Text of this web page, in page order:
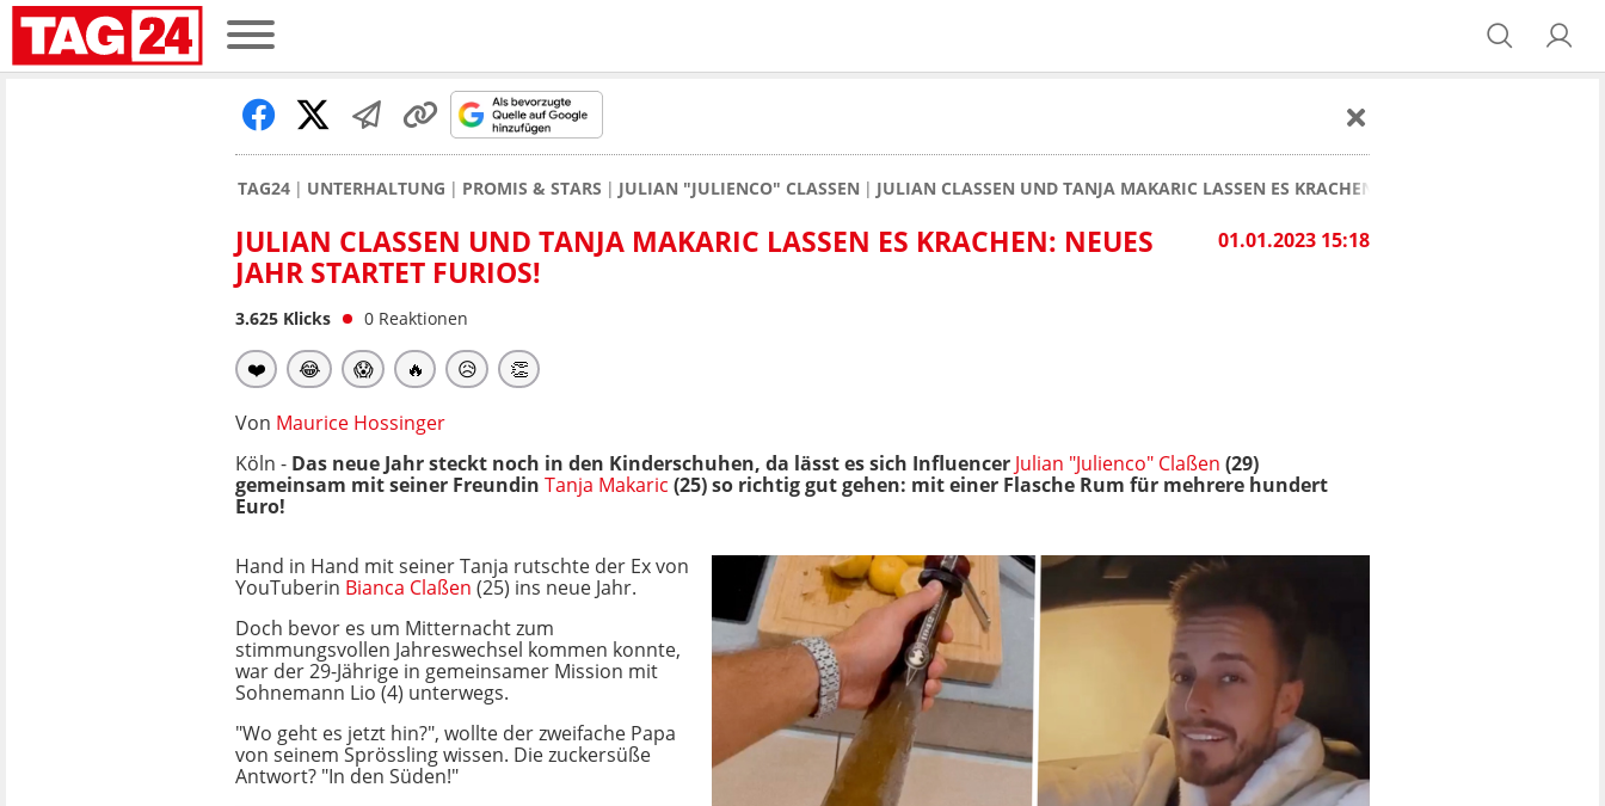
TAG24 UNTERHALTUNG PROMIS & STARS JULIAN "JULIENCO" CLASSEN JULIAN CLASSEN UND TANJA MAKARIC LASSEN ES KRACHEN: NEUES JAHR STARTET
01.01.2023 15:18
JULIAN CLASSEN UND TANJA MAKARIC LASSEN ES KRACHEN: NEUES J
AHR STARTET FURIOS!
3.625 Klicks 0 Reaktionen
❤️ 😂 😱 🔥 😥 👏
Von Maurice Hossinger
Köln - Das neue Jahr steckt noch in den Kinderschuhen, da lässt es sich Influencer Julian "Julienco" Claßen (29)
gemeinsam mit seiner Freundin Tanja Makaric (25) so richtig gut gehen: mit einer Flasche Rum für mehrere hundert
Euro!
Hand in Hand mit seiner Tanja rutschte der Ex von
YouTuberin Bianca Claßen (25) ins neue Jahr.
Doch bevor es um Mitternacht zum
stimmungsvollen Jahreswechsel kommen konnte,
war der 29-Jährige in gemeinsamer Mission mit
Sohnemann Lio (4) unterwegs.
"Wo geht es jetzt hin?", wollte der zweifache Papa
von seinem Sprössling wissen. Die zuckersüße
Antwort? "In den Süden!"